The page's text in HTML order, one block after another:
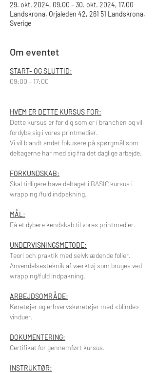
29. okt. 2024, 09.00 – 30. okt. 2024, 17.00
Landskrona, Örjaleden 42, 261 51 Landskrona,
Sverige
Om eventet
START- OG SLUTTID:
09:00 – 17:00
HVEM ER DETTE KURSUS FOR:
Dette kursus er for dig som er i branchen og vil
fordybe sig i vores printmedier.
Vi vil blandt andet fokusere på spørgmål som
deltagerne har med sig fra det daglige arbejde.
FORKUNDSKAB:
Skal tidligere have deltaget i BASIC kursus i
wrapping /fuld indpakning.
MÅL:
Få et dybere kendskab til vores printmedier.
UNDERVISNINGSMETODE:
Teori och praktik med selvklædende folier.
Anvendelsesteknik af værktøj som bruges ved
wrapping/fuld indpakning.
ARBEJDSOMRÅDE:
Køretøjer og erhvervskøretøjer med «blinde»
vinduer.
DOKUMENTERING:
Certifikat for gennemført kursus.
INSTRUKTØR: